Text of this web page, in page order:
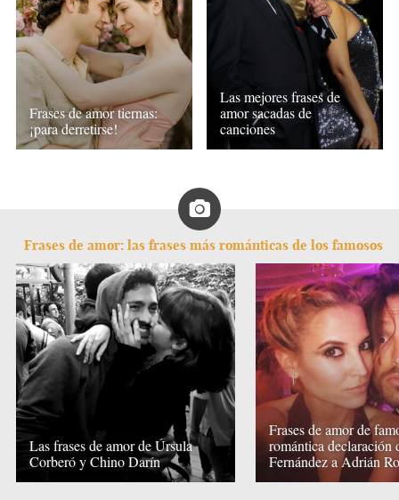
Frases de amor tiernas:
¡para derretirse!
Las mejores frases de
amor sacadas de
canciones
Frases de amor: las frases más románticas de los famosos
Las frases de amor de Úrsula
Corberó y Chino Darín
Frases de amor de
romántica declaración
Fernández a Adrián